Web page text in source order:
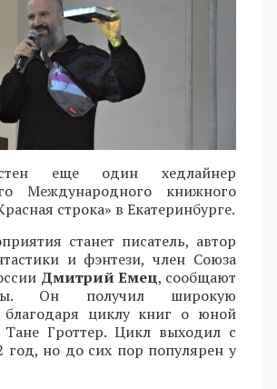
еще один хедлайнер
Международного книжного
строка» в Екатеринбурге.
станет писатель, автор
и фэнтези, член Союза
Дмитрий Емец, сообщают
Он получил широкую
благодаря циклу книг о юной
Тане Гроттер. Цикл выходил с
год, но до сих пор популярен у